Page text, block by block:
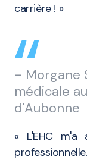
carrière ! »
- Morgane
médicale
d'Aubonne
« L'EHC m'a